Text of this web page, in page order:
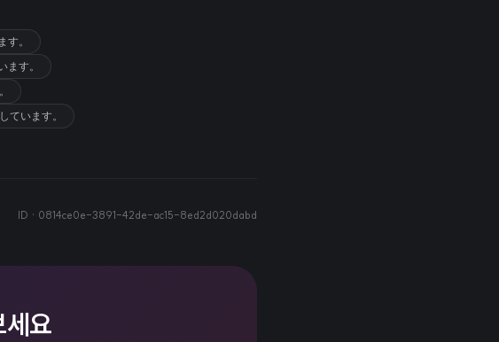
す。
す。
ています。
ID · 0814ce0e-3891-42de-ac15-8ed2d020dabd
요